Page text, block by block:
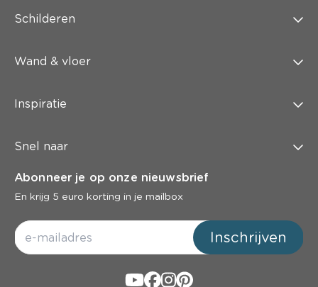
Schilderen
Wand & vloer
Inspiratie
Snel naar
Abonneer je op onze nieuwsbrief
En krijg 5 euro korting in je mailbox
Inschrijven